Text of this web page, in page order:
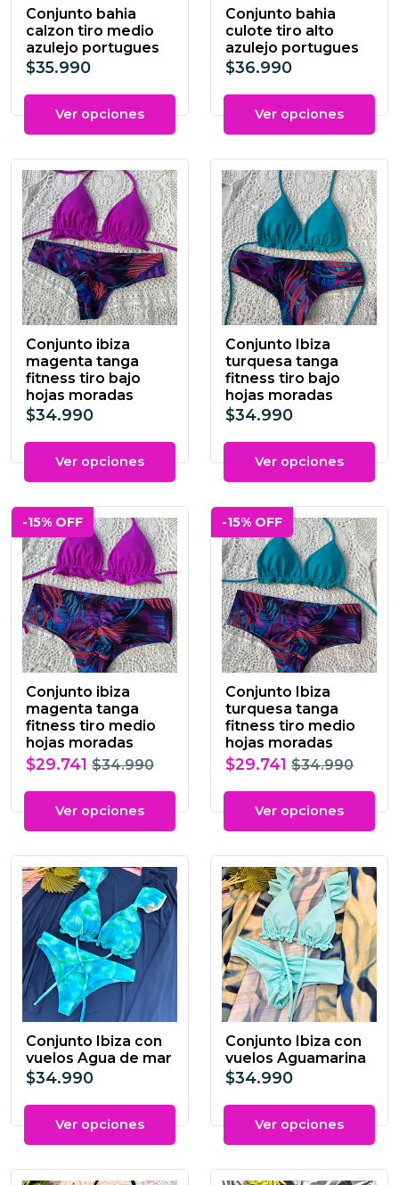
Conjunto bahia
calzon tiro medio
azulejo portugues
$35.990
Ver opciones
Conjunto bahia
culote tiro alto
azulejo portugues
$36.990
Ver opciones
Conjunto ibiza
magenta tanga
fitness tiro bajo
hojas moradas
$34.990
Ver opciones
Conjunto Ibiza
turquesa tanga
fitness tiro bajo
hojas moradas
$34.990
Ver opciones
-15% OFF
Conjunto ibiza
magenta tanga
fitness tiro medio
hojas moradas
$29.741 $34.990
Ver opciones
-15% OFF
Conjunto Ibiza
turquesa tanga
fitness tiro medio
hojas moradas
$29.741 $34.990
Ver opciones
Conjunto Ibiza con
vuelos Agua de mar
$34.990
Ver opciones
Conjunto Ibiza con
vuelos Aguamarina
$34.990
Ver opciones